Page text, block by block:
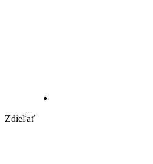
Zdieľať